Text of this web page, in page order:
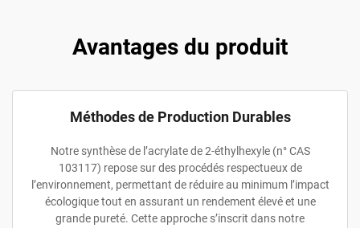
Avantages du produit
Méthodes de Production Durables
Notre synthèse de l’acrylate de 2-éthylhexyle (n° CAS
103117) repose sur des procédés respectueux de
l’environnement, permettant de réduire au minimum l’impact
écologique tout en assurant un rendement élevé et une
grande pureté. Cette approche s’inscrit dans notre